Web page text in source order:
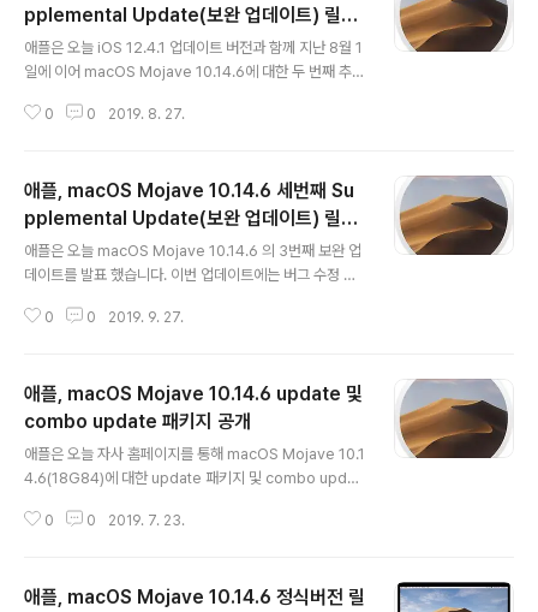
pplemental Update(보완 업데이트) 릴리
즈
애플은 오늘 iOS 12.4.1 업데이트 버전과 함께 지난 8월 1
일에 이어 macOS Mojave 10.14.6에 대한 두 번째 추가
가 업데이트를 통해서도 개선되지 않고 남아 있던 문제들
중에 노트북이 종료되버리는 문제점을 해결. - 대용량 파일
작업시 성능이 급격히 저하 될 수 있는 문제점을 수정. - P
ages, Keynote, Numbers, iMovie, GarageBand가
업데이트되지 않는 문제를 해결. 특별히 주목할만한 점은
문제점을 해결한 것인데, 이는 ..
0 0 2019. 8. 27.
애플, macOS Mojave 10.14.6 세번째 Su
pplemental Update(보완 업데이트) 릴리
즈
애플은 오늘 macOS Mojave 10.14.6 의 3번째 보완 업
데이트를 발표 했습니다. 이번 업데이트에는 버그 수정 및
는 모든 유저들에게 권장됩니다. 주요 업데이트의 내용은
서 볼 수 있음. - 신문을 포함한 Apple News+의 모든 발
행물을 News+ 피드 상단의 카탈로그에 추가. - Apple
News+에서 기록>지우기>모두 지우기를 선택, 다운로드
한 모든 발행물을 삭제 가능. - Fusion Drive를 사용하는
iMac/Mac mini에서 Boot Camp 파티션을 만들 수 없
었던 문제 해결. - 시스템 재시..
0 0 2019. 9. 27.
애플, macOS Mojave 10.14.6 update 및
combo update 패키지 공개
애플은 오늘 자사 홈페이지를 통해 macOS Mojave 10.1
4.6(18G84)에 대한 update 패키지 및 combo updat
ave 10.14.6 Update (2.67GB) - 시스템 요구사항 10.
14.6 Update는 지난 번 릴리즈인 10.14.5 이 후 수정내
0 0 2019. 7. 23.
애플, macOS Mojave 10.14.6 정식버전 릴